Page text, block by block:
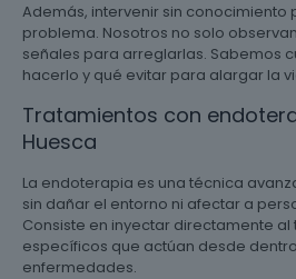
Además, intervenir sin
problema. Nosotros no solo
señales para arreglarlas. Sabemos
hacerlo y qué evitar para alargar la
Tratamientos con
Huesca
La endoterapia es una técnica
sin dañar el entorno ni afectar a
Consiste en inyectar directamente
específicos que actúan desde
enfermedades.